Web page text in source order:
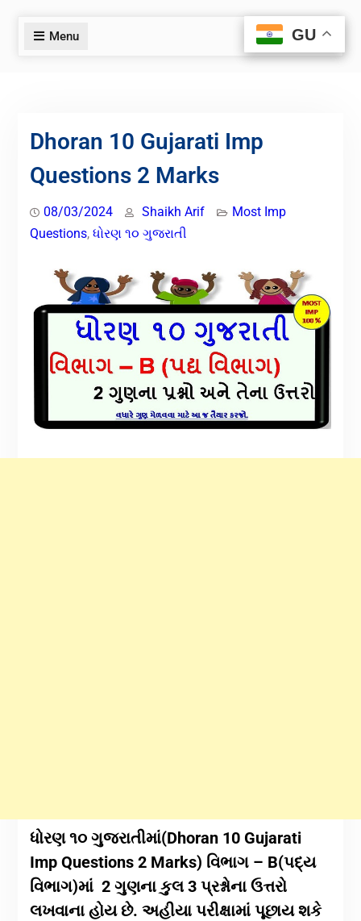
Menu
Dhoran 10 Gujarati Imp
Questions 2 Marks
08/03/2024 Shaikh Arif
Most Imp
Questions, ધોરણ ૧૦ ગુજરાતી
ધોરણ ૧૦ ગુજરાતીમાં(Dhoran 10 Gujarati
Imp Questions 2 Marks) વિભાગ – B(પદ્ય
વિભાગ)માં 2 ગુણના કુલ 3 પ્રશ્નોના ઉત્તરો
લખવાના હોય છે. અહીયા પરીક્ષામાં પૂછાય શકે
GU
GU